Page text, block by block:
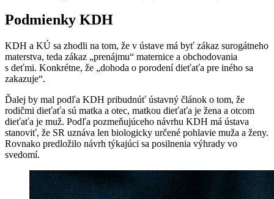
Podmienky KDH
KDH a KÚ sa zhodli na tom, že v ústave má byť zákaz surogátneho
materstva, teda zákaz „prenájmu“ maternice a obchodovania
s deťmi. Konkrétne, že „dohoda o porodení dieťaťa pre iného sa
zakazuje“.
Ďalej by mal podľa KDH pribudnúť ústavný článok o tom, že
rodičmi dieťaťa sú matka a otec, matkou dieťaťa je žena a otcom
dieťaťa je muž. Podľa pozmeňujúceho návrhu KDH má ústava
stanoviť, že SR uznáva len biologicky určené pohlavie muža a ženy.
Rovnako predložilo návrh týkajúci sa posilnenia výhrady vo
svedomí.